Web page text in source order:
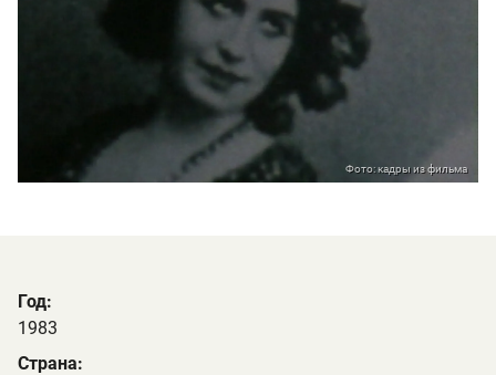
Фото: кадры из фильма
Год:
1983
Страна: